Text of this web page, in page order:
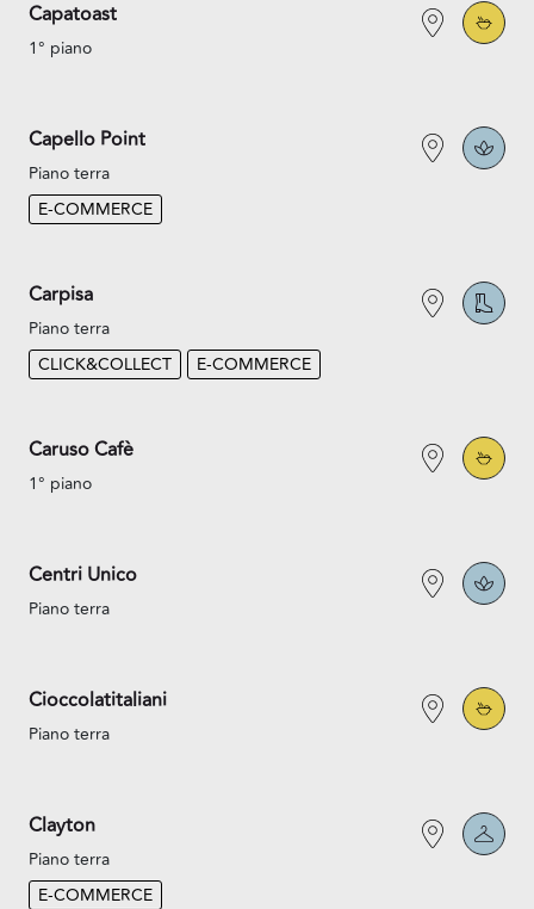
Capatoast
1° piano
Capello Point
Piano terra
E-COMMERCE
Carpisa
Piano terra
CLICK&COLLECT
E-COMMERCE
Caruso Cafè
1° piano
Centri Unico
Piano terra
Cioccolatitaliani
Piano terra
Clayton
Piano terra
E-COMMERCE